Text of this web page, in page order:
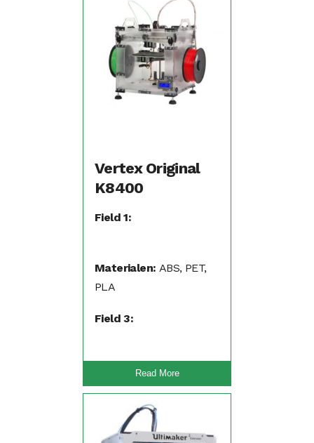
Vertex Original
K8400
Field 1:
Materialen: ABS, PET,
PLA
Field 3:
Read More